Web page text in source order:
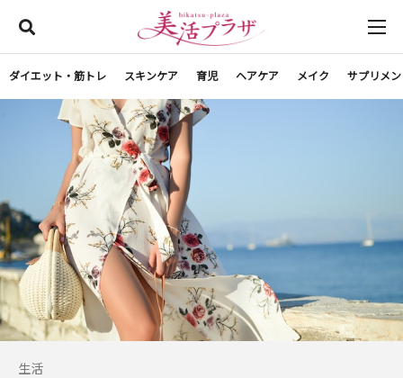
ダイエット・筋トレ スキンケア 育児 ヘアケア メイク サプリメ
生活